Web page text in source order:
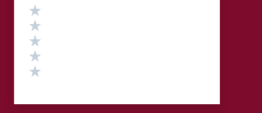
Valutazione